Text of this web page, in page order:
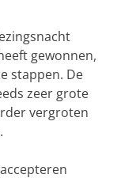
gewonnen,
stappen. De
zeer grote
vergroten